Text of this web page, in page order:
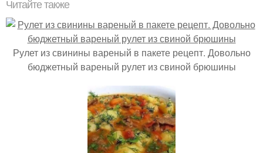
Читайте также
Рулет из свинины вареный в пакете рецепт. Довольно
бюджетный вареный рулет из свиной брюшины